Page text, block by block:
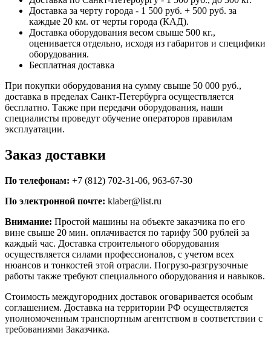
Доставка за черту города - 1 500 руб. + 500 руб. за
каждые 20 км. от черты города (КАД).
Доставка оборудования весом свыше 500 кг.,
оценивается отдельно, исходя из габаритов и специфики
оборудования.
Бесплатная доставка
При покупки оборудования на сумму свыше 50 000 руб.,
доставка в пределах Санкт-Петербурга осуществляется
бесплатно. Также при передачи оборудования, наши
специалисты проведут обучение операторов правилам
эксплуатации.
Заказ доставки
По телефонам: +7 (812) 702-31-06, 963-67-30
По электронной почте: klaber@list.ru
Внимание: Простой машины на объекте заказчика по его
вине свыше 20 мин. оплачивается по тарифу 500 рублей за
каждый час. Доставка строительного оборудования
осуществляется силами профессионалов, с учетом всех
нюансов и тонкостей этой отрасли. Погрузо-разгрузочные
работы также требуют специального оборудования и навыков.
Стоимость междугородних доставок оговаривается особым
соглашением. Доставка на территории РФ осуществляется
уполномоченным транспортным агентством в соответствии с
требованиями Заказчика.